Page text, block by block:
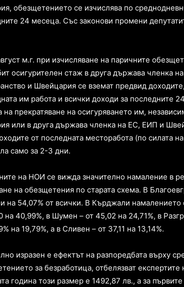
обезщетението се изчислява по
24 месеца. Със законови промени
м.г. при изчисляване на паричните
осигурителен стаж в друга държава членка
и Швейцария се вземат предвид
им работа и всички доходи за последните
на прекратяване на осигуряването им,
или в друга държава членка на ЕС, ЕИП и
от последната месторабота (по силата
само за 2-3 дни.
на НОИ се вижда значително намаление в
на обезщетения по старата схема. В
на 54,07% от всички. В Кърджали
на 40,99%, в Шумен – от 45,02 на 24,71%, в
на 19,79%, а в Сливен – от 37,11 на 13,14%.
изразен е ефектът на разпоредбата върху
за безработица, отбелязват
година този размер е 1492,87 лв., а за